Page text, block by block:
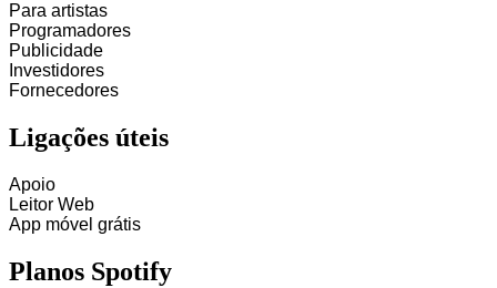
Para artistas
Programadores
Publicidade
Investidores
Fornecedores
Ligações úteis
Apoio
Leitor Web
App móvel grátis
Planos Spotify